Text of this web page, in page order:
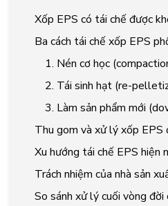
Xốp EPS có tái chế được
Ba cách tái chế xốp EPS
1. Nén cơ học
2. Tái sinh hạt (re-
3. Làm sản phẩm mới
Thu gom và xử lý xốp EPS
Xu hướng tái chế EPS hiện
Trách nhiệm của nhà sản
So sánh xử lý cuối vòng đời